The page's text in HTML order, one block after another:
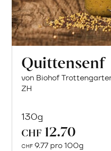
Quittensenf
von Biohof
ZH
130g
CHF 12.70
CHF 9.77 pro 100g